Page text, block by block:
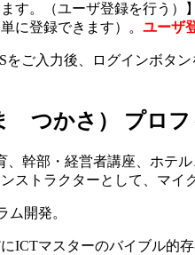
す。（ユーザ登録を行う
に登録できます）。 ユーザ
をご入力後、ログインボタ
つかさ） プロフ
幹部・経営者講座、ホテ
ストラクターとして、マ
ム開発。
ICTマスターのバイブル的存